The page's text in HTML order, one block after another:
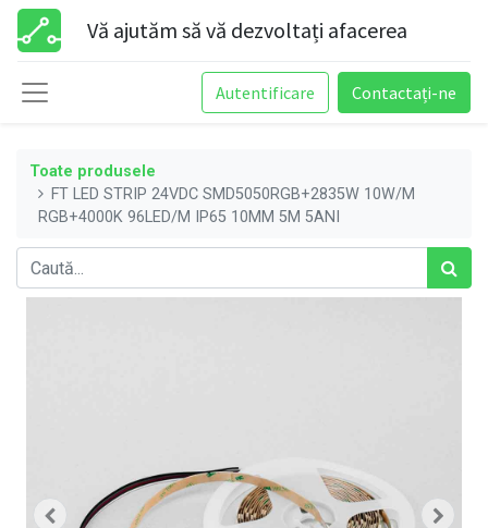
Vă ajutăm să vă dezvoltați afacerea
Autentificare Contactați-ne
Toate produsele
FT LED STRIP 24VDC SMD5050RGB+2835W 10W/M
RGB+4000K 96LED/M IP65 10MM 5M 5ANI